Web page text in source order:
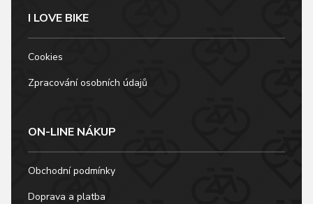
I LOVE BIKE
Cookies
Zpracování osobních údajů
ON-LINE NÁKUP
Obchodní podmínky
Doprava a platba